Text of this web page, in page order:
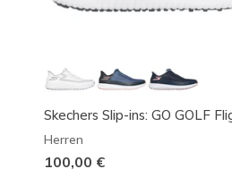
Skechers Slip-ins: GO GOLF
Herren
100,00 €